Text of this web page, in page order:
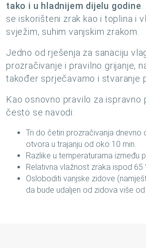
tako i u hladnijem dijelu godine
se iskorišteni zrak kao i toplina i
svježim, suhim vanjskim zrakom.
Jedno od rješenja za sanaciju
prozračivanje i pravilno grijanje,
također sprječavamo i stvaranje
Kao osnovno pravilo za ispravno
često se navodi:
Tri do četiri prozračivanja dnevno
otvora u trajanju od oko 10 min.
Razlike u temperaturama između
Relativna vlažnost zraka ispod 65
Osloboditi vanjske zidove
da bude udaljen od zidova više